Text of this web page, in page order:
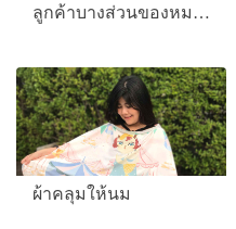
ลูกค้าบางส่วนของหมวย
ผ้าคลุมให้นม